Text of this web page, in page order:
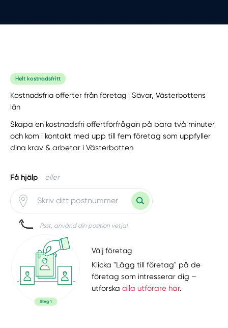
Helt kostnadsfritt
Kostnadsfria offerter från företag i Sävar, Västerbottens
län
Skapa en kostnadsfri offertförfrågan på bara två minuter
och kom i kontakt med upp till fem företag som uppfyller
dina krav & arbetar i Västerbotten
Få hjälp eller
Psst, använd din position vetja!
Välj företag
Klicka "Lägg till företag" på de
företag som intresserar dig –
utforskaalla utförare här.